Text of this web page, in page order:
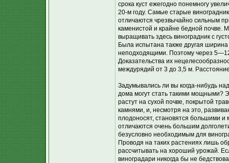
срока куст ежегодно понемногу
20-м году. Самые старые
отличаются чрезвычайно сильным
каменистой и крайне бедной почве.
выращивать здесь виноградник с
Была испытана также другая
неподходящими. Поэтому через
Доказательства их
междурядий от 3 до 3,5 м.
Задумывались ли вы когда-нибудь
дома могут стать такими мощными?
растут на сухой почве, покрытой
камнями, и, несмотря на это,
плодоносят, становятся большими
отличаются очень большим
безусловно необходимым для
Проводя на таких растениях лишь
рассчитывать на хороший урожай.
виноградари никогда бы не